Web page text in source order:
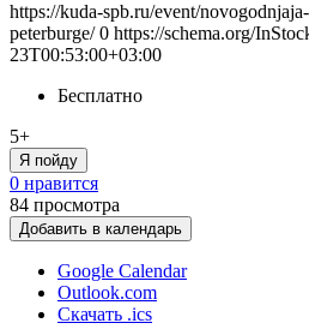
https://kuda-spb.ru/event/
peterburge/ 0 https://schema.org/
23T00:53:00+03:00
Бесплатно
5+
Я пойду
0 нравится
84 просмотра
Добавить в календарь
Google Calendar
Outlook.com
Скачать .ics